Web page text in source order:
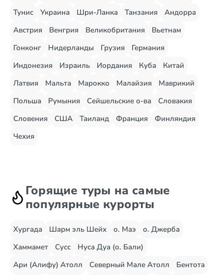
Тунис
Украина Шри-Ланка Танзания
Андорра
Австрия
Венгрия Великобритания
Вьетнам
Гонконг
Нидерланды Грузия
Германия
Индонезия
Израиль Иордания Куба
Китай
Латвия
Мальта Марокко Малайзия
Маврикий
Польша
Румыния Сейшельские о-ва
Словакия
Словения
США Таиланд Франция
Финляндия
Чехия
Горящие туры на самые
популярные курорты
Хургада Шарм эль Шейх о. Маэ
о. Джерба
Хаммамет
Сусс
Нуса Дуа (о. Бали)
Ари (Алифу) Атолл
Северный Мале Атолл
Бентота